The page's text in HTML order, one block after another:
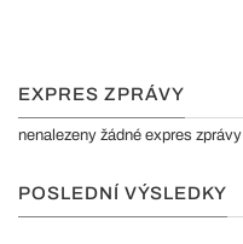
EXPRES ZPRÁVY
nenalezeny žádné expres zprávy
POSLEDNÍ VÝSLEDKY